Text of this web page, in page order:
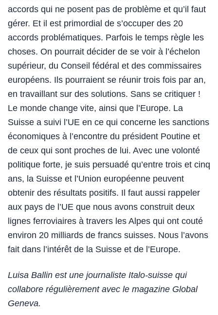
accords qui ne posent pas de problème et qu’il faut
gérer. Et il est primordial de s’occuper des 20
accords problématiques. Parfois le temps règle les
choses. On pourrait décider de se voir à l’échelon
supérieur, du Conseil fédéral et des commissaires
européens. Ils pourraient se réunir trois fois par an,
en travaillant sur des solutions. Sans se critiquer !
Le monde change vite, ainsi que l’Europe. La
Suisse a suivi l’UE en ce qui concerne les sanctions
économiques à l’encontre du président Poutine et
de ceux qui sont proches de lui. Avec une volonté
politique forte, je suis persuadé qu’entre trois et cinq
ans, la Suisse et l’Union européenne peuvent
obtenir des résultats positifs. Il faut aussi rappeler
aux pays de l’UE que nous avons construit deux
lignes ferroviaires à travers les Alpes qui ont couté
environ 20 milliards de francs suisses. Nous l’avons
fait dans l’intérêt de la Suisse et de l’Europe.
Luisa Ballin est une journaliste Italo-suisse qui
collabore régulièrement avec le magazine Global
Geneva.